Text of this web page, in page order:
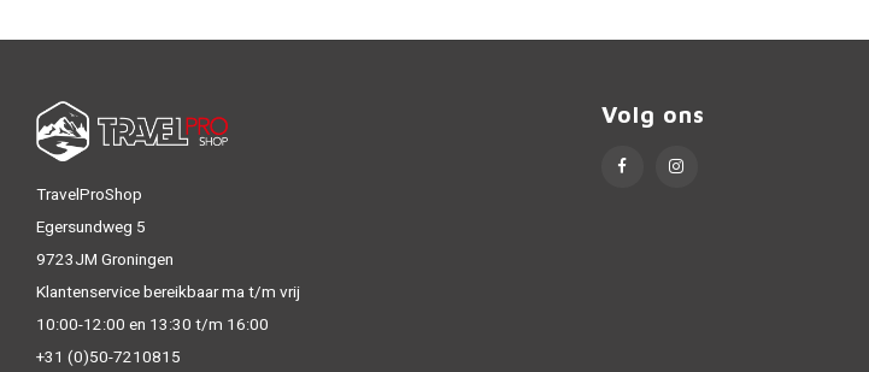
TravelProShop
Egersundweg 5
9723JM Groningen
Klantenservice bereikbaar ma t/m vrij
10:00-12:00 en 13:30 t/m 16:00
+31 (0)50-7210815
Volg ons